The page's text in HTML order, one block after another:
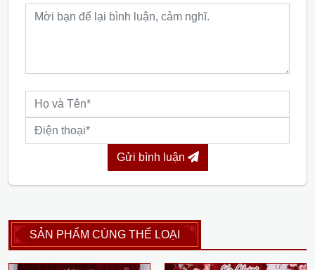
Gửi bình luận
SẢN PHẨM CÙNG THỂ LOẠI